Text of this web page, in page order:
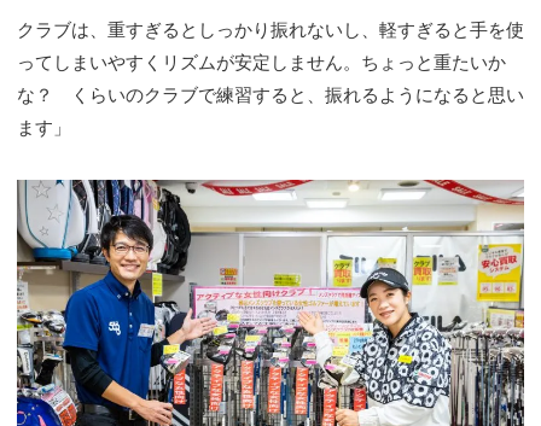
クラブは、重すぎるとしっかり振れないし、軽すぎると手を使
ってしまいやすくリズムが安定しません。ちょっと重たいか
な？ くらいのクラブで練習すると、振れるようになると思い
ます」